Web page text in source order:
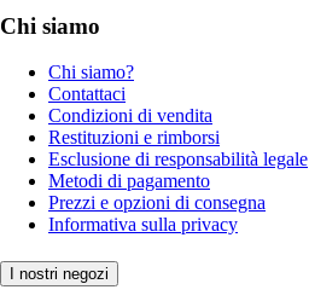
Chi siamo
Chi siamo?
Contattaci
Condizioni di vendita
Restituzioni e rimborsi
Esclusione di responsabilità legale
Metodi di pagamento
Prezzi e opzioni di consegna
Informativa sulla privacy
I nostri negozi